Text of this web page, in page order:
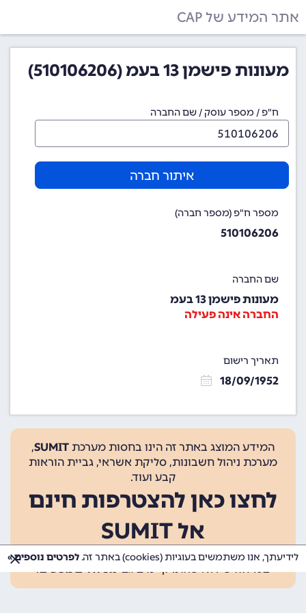
אתר המידע של CAP
מעונות פישמן 13 בעמ (510106206)
ח"פ / מספר עוסק / שם החברה
איתור חברה
מספר ח"פ (מספר חברה)
510106206
שם החברה
מעונות פישמן 13 בעמ
החברה אינה פעילה
תאריך רישום
18/09/1952
המידע המוצג באתר זה הינו בחסות מערכת SUMIT
,
מערכת ניהול חשבונות, סליקת אשראי, גביית הוראות
קבע ועוד.
לחצו כאן להצטרפות חינם
אל SUMIT
ההצטרפות אינה כרוכה בתשלום, ומאפשרת 10 פעולות
בכל חודש ללא עלות. קיימים גםמסלולים נוספים.
לידיעתך, אנו משתמשים בעוגיות (cookies) באתר זה. לפרטים נוספים »